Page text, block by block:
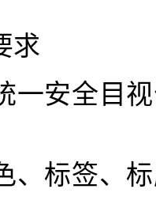
求
一安全目
、标签、